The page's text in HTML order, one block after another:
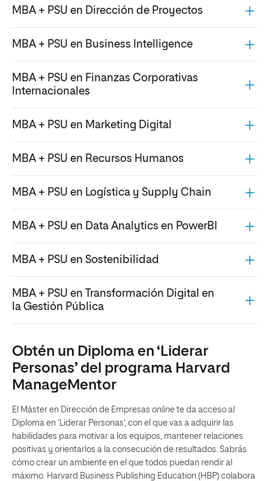
MBA + PSU en Dirección de Proyectos
MBA + PSU en Business Intelligence
MBA + PSU en Finanzas Corporativas
Internacionales
MBA + PSU en Marketing Digital
MBA + PSU en Recursos Humanos
MBA + PSU en Logística y Supply Chain
MBA + PSU en Data Analytics en PowerBI
MBA + PSU en Sostenibilidad
MBA + PSU en Transformación Digital en
la Gestión Pública
Obtén un Diploma en ‘Liderar
Personas’ del programa Harvard
ManageMentor
El Máster en Dirección de Empresas online te da acceso al
Diploma en ‘Liderar Personas’, con el que vas a adquirir las
habilidades para motivar a los equipos, mantener relaciones
positivas y orientarlos a la consecución de resultados. Sabrás
cómo crear un ambiente en el que todos puedan rendir al
máximo. Harvard Business Publishing Education (HBP) colabora